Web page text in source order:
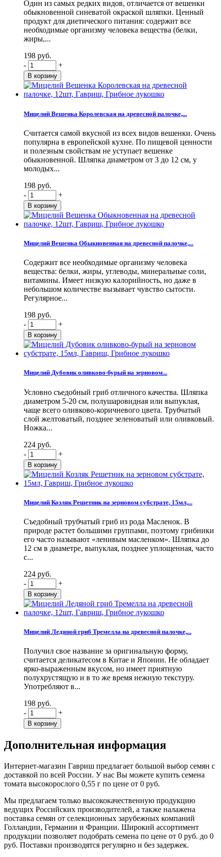
Один из самых редких видов, отличается от вешенки
обыкновенной синеватой окраской шляпки. Ценный
продукт для диетического питания: содержит все
необходимые организму человека вещества (белки,
жиры,...
198 руб.
-
+
Мицелий Вешенка Королевская на древесной палочке,...
Считается самой вкусной из всех видов вешенки. Очень
популярна в европейской кухне. По пищевой ценности
и полезным свойствам не уступает вешенке
обыкновенной. Шляпка диаметром от 3 до 12 см, у
молодых...
198 руб.
-
+
Мицелий Вешенка Обыкновенная на древесной палочке,...
Содержит все необходимые организму человека
вещества: белки, жиры, углеводы, минеральные соли,
витамины. Имеет низкую калорийность, но даже в
небольшом количестве вызывает чувство сытости.
Регулярное...
198 руб.
-
+
Мицелий Дубовик оливково-бурый на зерновом...
Условно съедобный гриб отличного качества. Шляпка
диаметром 5-20 см, полушаровидная или выпуклая,
чаще всего оливково-коричневого цвета. Трубчатый
слой желтоватый, позднее зеленоватый или оливковый.
Ножка...
224 руб.
-
+
Мицелий Козляк Решетник на зерновом субстрате, 15мл,...
Съедобный трубчатый гриб из рода Масленок. В
природе растет большими группами, поэтому грибники
его часто называют «ленивым масленком». Шляпка до
12 см в диаметре, выпуклая, позднее уплощенная, часто
с...
224 руб.
-
+
Мицелий Ледяной гриб Тремелла на древесной палочке,...
Получил свое название за оригинальную форму,
считается деликатесом в Китае и Японии. Не обладает
ярко-выраженным вкусом, но имеет приятную
полухрустящую и в то же время нежную текстуру.
Употребляют в...
198 руб.
-
+
Дополнительная информация
Интернет-магазин Гавриш предлагает большой выбор семян с
доставкой по всей России. У нас Вы можете купить семена
томата высокорослого 0,55 г по цене от 0 руб.
Мы предлагаем только высококачественную продукцию
ведущих Российских производителей, а также налажена
поставка семян от селекционных зарубежных компаний
Голландии, Германии и Франции. Широкий ассортимент
продукции позволяет подобрать семена по цене от 0 руб. до 0
руб. Поставки производятся регулярно и без задержек.